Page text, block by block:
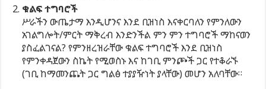
ቁልፍ ተግባሮች
ሥራችን ውጤታማ እንዲሆንና እንደ ቢዝነስ እናቀርባለን የምንለውን
አገልግሎት/ምርት ማቅረብ እንድንችል ምን ምን ተግባሮች ማከናወን
ያስፈልገናል? የምንዘረዝራቸው ቁልፍ ተግባሮች እንደ ቢዝነስ
የምንቀዳጀውን ስኬት የሚወስኑ እና ከገቢ ምንጮች ጋር የተቆራኙ
(ገቢ ከማመንጨት ጋር ግልፅ ተያያዥነት ያላቸው) መሆን አለባቸው።